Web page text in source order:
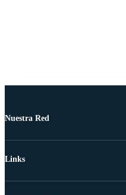
Nuestra Red
Links